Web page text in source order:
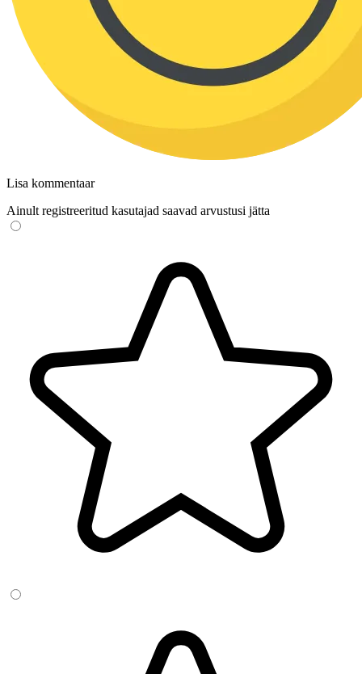
Lisa kommentaar
Ainult registreeritud kasutajad saavad arvustusi jätta